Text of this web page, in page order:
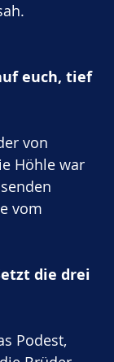
euch, tief
von
Höhle war
vom
die drei
Podest,